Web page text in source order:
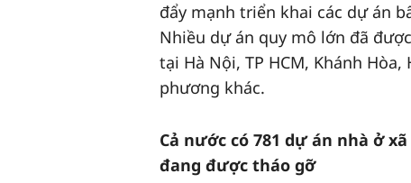
đẩy mạnh triển khai các dự án
Nhiều dự án quy mô lớn đã
tại Hà Nội, TP HCM, Khánh
phương khác.
Cả nước có 781 dự án nhà ở
đang được tháo gỡ